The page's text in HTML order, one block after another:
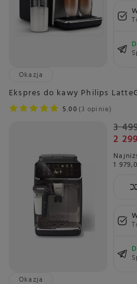
Okazja
Ekspres do kawy Philips
5.00 3 opinie
3
2
1
Okazja